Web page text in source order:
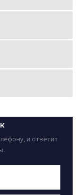
и ответит